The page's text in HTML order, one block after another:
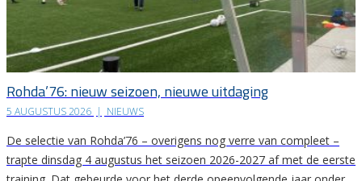
Rohda’76: nieuw seizoen, nieuwe uitdaging
5 AUGUSTUS 2026 | NIEUWS
De selectie van Rohda’76 – overigens nog verre van compleet –
trapte dinsdag 4 augustus het seizoen 2026-2027 af met de eerste